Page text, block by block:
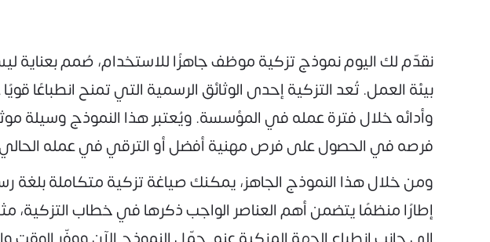
نقدّم لك اليوم نموذج تزكية موظف جاهزًا للاستخدام، صُمم
بيئة العمل. تُعد التزكية إحدى الوثائق الرسمية التي تمنح انطباعًا
وأدائه خلال فترة عمله في المؤسسة. ويُعتبر هذا النموذج وسيلة
فرصه في الحصول على فرص مهنية أفضل أو الترقي في عمله
ومن خلال هذا النموذج الجاهز، يمكنك صياغة تزكية متكاملة
إطارًا منظمًا يتضمن أهم العناصر الواجب ذكرها في خطاب التزكية،